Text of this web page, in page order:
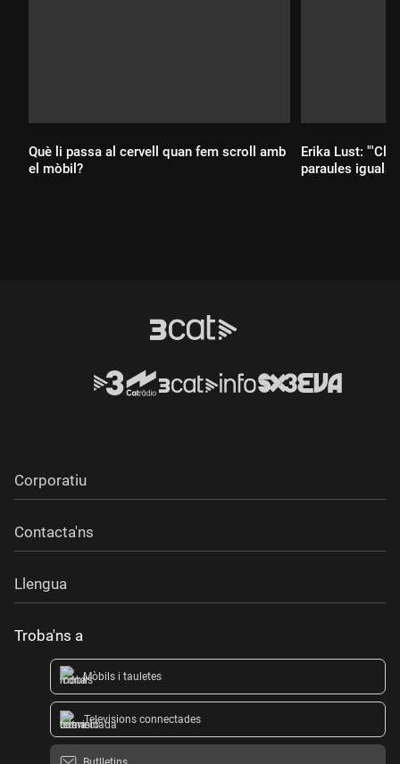
Què li passa al cervell quan fem scroll amb
el mòbil?
Erika Lust:
paraules iguals
Corporatiu
Contacta'ns
Llengua
Troba'ns a
Mòbils i tauletes
Televisions connectades